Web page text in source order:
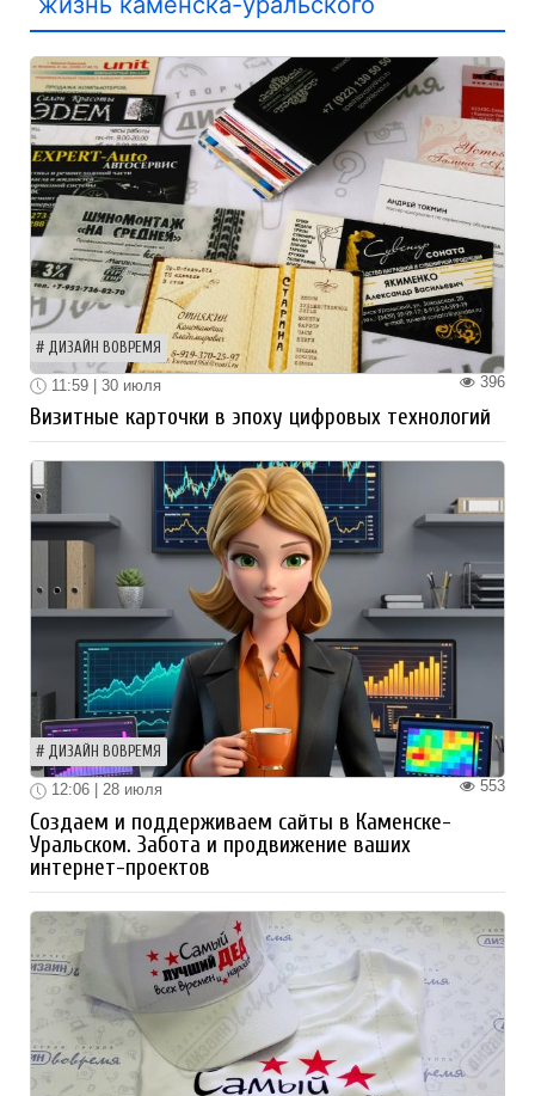
ДИЗАЙН ВОВРЕМЯ
396
11:59 | 30 июля
Визитные карточки в эпоху цифровых технологий
ДИЗАЙН ВОВРЕМЯ
553
12:06 | 28 июля
Создаем и поддерживаем сайты в Каменске-
Уральском. Забота и продвижение ваших
интернет-проектов